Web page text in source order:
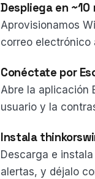
Despliega en
Aprovisionamos
correo electrónico
Conéctate por
Abre la aplicación
usuario y la
Instala
Descarga e
alertas, y déjalo